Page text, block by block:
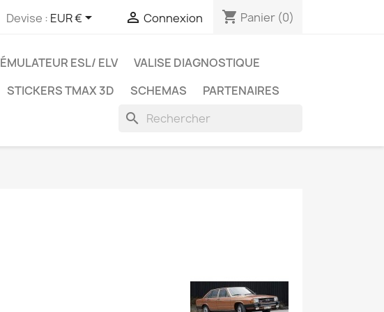
Devise : EUR €  Connexion shopping_cart Panier (0)
ÉMULATEUR ESL/ ELV
VALISE DIAGNOSTIQUE
STICKERS TMAX 3D SCHEMAS PARTENAIRES
search